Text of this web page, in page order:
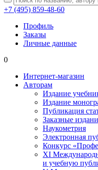
+7 (495) 859-48-60
Профиль
Заказы
Личные данные
0
Интернет-магазин
Авторам
Издание
Издание
Публикация
Заказные
Наукометрия
Электронная
Конкурс
XI
и учебную